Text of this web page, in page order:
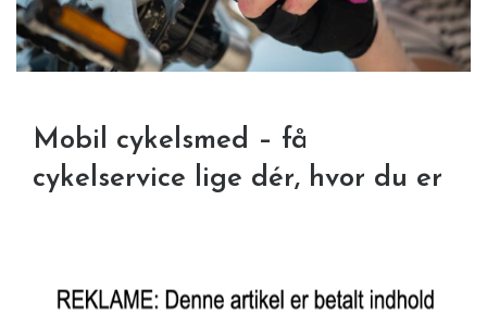
Mobil cykelsmed – få
cykelservice lige dér, hvor du er